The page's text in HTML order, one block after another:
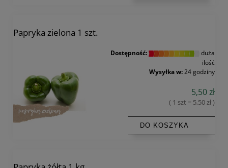
Papryka zielona 1 szt.
Dostępność:
duża
ilość
Wysyłka w: 24 godziny
5,50 zł
( 1 szt = 5,50 zł )
DO KOSZYKA